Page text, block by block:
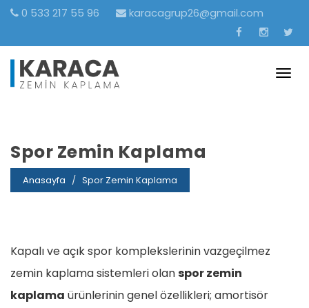
0 533 217 55 96 karacagrup26@gmail.com
Spor Zemin Kaplama
Anasayfa Spor Zemin Kaplama
Kapalı ve açık spor komplekslerinin vazgeçilmez
zemin kaplama sistemleri olanspor zemin
kaplama ürünlerinin genel özellikleri; amortisör